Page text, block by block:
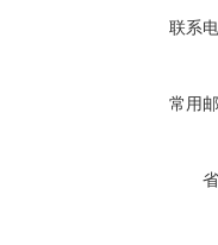
联系
常用